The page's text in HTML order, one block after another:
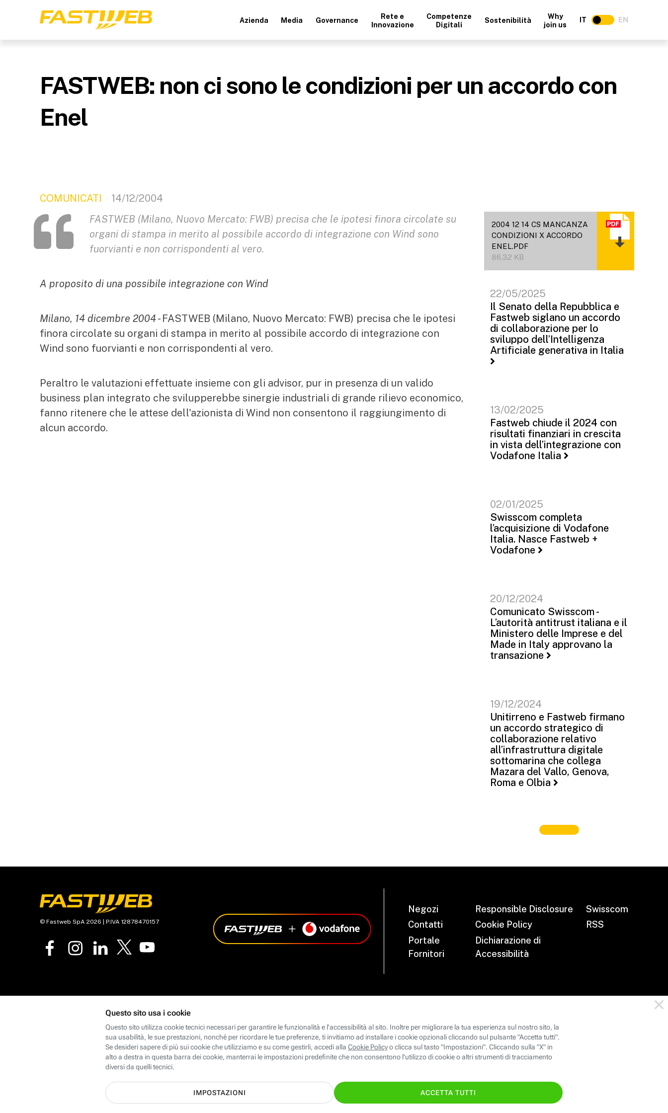
Azienda Media Governance
Rete e
Innovazione
Competenze
Digitali
Sostenibilità
Why
join us
IT EN
FASTWEB: non ci sono le condizioni per un accordo con
Enel
COMUNICATI
14/12/2004
FASTWEB (Milano, Nuovo Mercato: FWB) precisa che le ipotesi finora circolate su
organi di stampa in merito al possibile accordo di integrazione con Wind sono
fuorvianti e non corrispondenti al vero.
A proposito di una possibile integrazione con Wind
Milano, 14 dicembre 2004- FASTWEB (Milano, Nuovo Mercato: FWB) precisa che le ipotesi
finora circolate su organi di stampa in merito al possibile accordo di integrazione con
Wind sono fuorvianti e non corrispondenti al vero.
Peraltro le valutazioni effettuate insieme con gli advisor, pur in presenza di un valido
business plan integrato che svilupperebbe sinergie industriali di grande rilievo economico,
fanno ritenere che le attese dell'azionista di Wind non consentono il raggiungimento di
alcun accordo.
2004 12 14 CS MANCANZA
CONDIZIONI X ACCORDO
ENEL.PDF
86.32 KB
22/05/2025
Il Senato della Repubblica e
Fastweb siglano un accordo
di collaborazione per lo
sviluppo dell’Intelligenza
Artificiale generativa in Italia
13/02/2025
Fastweb chiude il 2024 con
risultati finanziari in crescita
in vista dell’integrazione con
Vodafone Italia
02/01/2025
Swisscom completa
l’acquisizione di Vodafone
Italia. Nasce Fastweb +
Vodafone
20/12/2024
Comunicato Swisscom -
L’autorità antitrust italiana e il
Ministero delle Imprese e del
Made in Italy approvano la
transazione
19/12/2024
Unitirreno e Fastweb firmano
un accordo strategico di
collaborazione relativo
all’infrastruttura digitale
sottomarina che collega
Mazara del Vallo, Genova,
Roma e Olbia
© Fastweb SpA 2026 | P.IVA 12878470157
Negozi
Contatti
Portale
Fornitori
Responsible Disclosure
Cookie Policy
Dichiarazione di
Accessibilità
Swisscom
RSS